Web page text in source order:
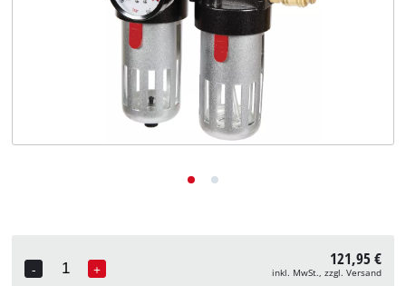
-
Quantity
+ 121,95 €
inkl. MwSt., zzgl. Versand